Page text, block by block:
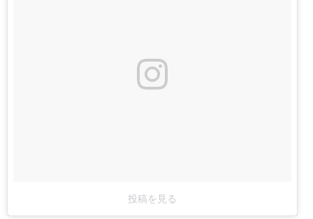
投稿を見る